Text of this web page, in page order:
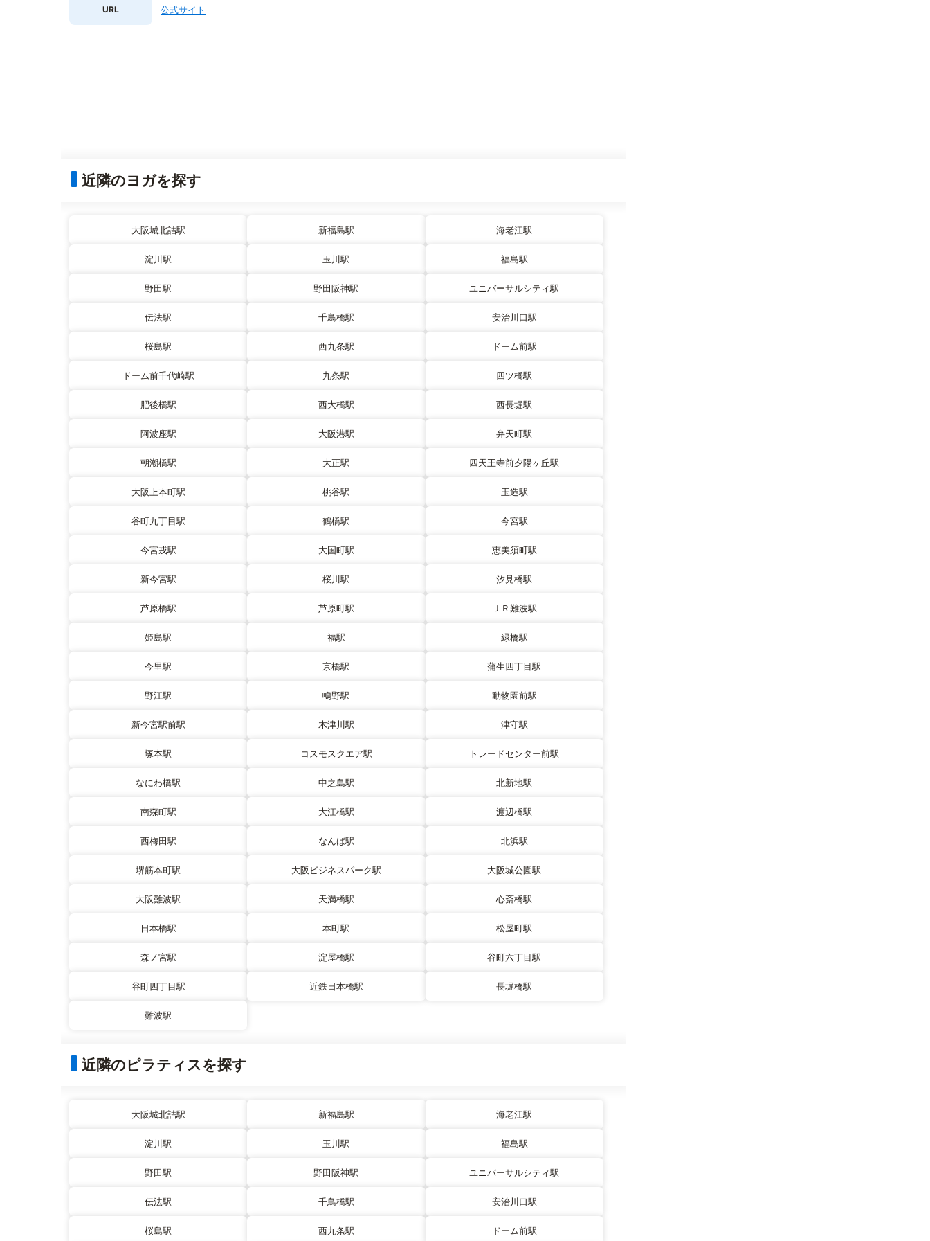
URL 公式サイト
近隣のヨガを探す
大阪城北詰駅 新福島駅 海老江駅
淀川駅 玉川駅 福島駅
野田駅 野田阪神駅 ユニバーサルシティ駅
伝法駅 千鳥橋駅 安治川口駅
桜島駅 西九条駅 ドーム前駅
ドーム前千代崎駅 九条駅 四ツ橋駅
肥後橋駅 西大橋駅 西長堀駅
阿波座駅 大阪港駅 弁天町駅
朝潮橋駅 大正駅 四天王寺前夕陽ヶ丘駅
大阪上本町駅 桃谷駅 玉造駅
谷町九丁目駅 鶴橋駅 今宮駅
今宮戎駅 大国町駅 恵美須町駅
新今宮駅 桜川駅 汐見橋駅
芦原橋駅 芦原町駅 ＪＲ難波駅
姫島駅 福駅 緑橋駅
今里駅 京橋駅 蒲生四丁目駅
野江駅 鴫野駅 動物園前駅
新今宮駅前駅 木津川駅 津守駅
塚本駅 コスモスクエア駅 トレードセンター前駅
なにわ橋駅 中之島駅 北新地駅
南森町駅 大江橋駅 渡辺橋駅
西梅田駅 なんば駅 北浜駅
堺筋本町駅 大阪ビジネスパーク駅 大阪城公園駅
大阪難波駅 天満橋駅 心斎橋駅
日本橋駅 本町駅 松屋町駅
森ノ宮駅 淀屋橋駅 谷町六丁目駅
谷町四丁目駅 近鉄日本橋駅 長堀橋駅
難波駅
近隣のピラティスを探す
大阪城北詰駅 新福島駅 海老江駅
淀川駅 玉川駅 福島駅
野田駅 野田阪神駅 ユニバーサルシティ駅
伝法駅 千鳥橋駅 安治川口駅
桜島駅 西九条駅 ドーム前駅